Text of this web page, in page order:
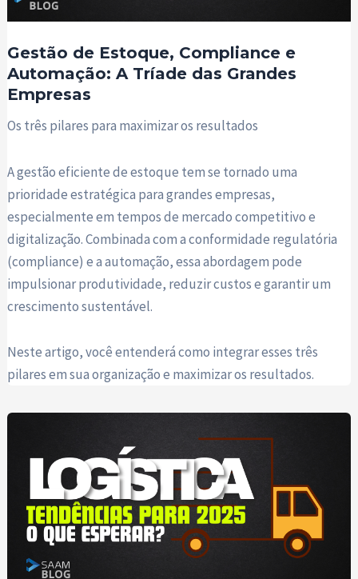
Gestão de Estoque, Compliance e
Automação: A Tríade das Grandes
Empresas
Os três pilares para maximizar os resultados
A gestão eficiente de estoque tem se tornado uma
prioridade estratégica para grandes empresas,
especialmente em tempos de mercado competitivo e
digitalização. Combinada com a conformidade regulatória
(compliance) e a automação, essa abordagem pode
impulsionar produtividade, reduzir custos e garantir um
crescimento sustentável.
Neste artigo, você entenderá como integrar esses três
pilares em sua organização e maximizar os resultados.